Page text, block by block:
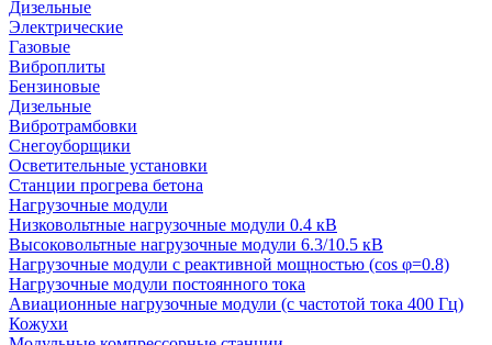
Дизельные
Электрические
Газовые
Виброплиты
Бензиновые
Дизельные
Вибротрамбовки
Снегоуборщики
Осветительные установки
Станции прогрева бетона
Нагрузочные модули
Низковольтные нагрузочные модули 0.4 кВ
Высоковольтные нагрузочные модули 6.3/10.5 кВ
Нагрузочные модули с реактивной мощностью (cos φ=0.8)
Нагрузочные модули постоянного тока
Авиационные нагрузочные модули (с частотой тока 400 Гц)
Кожухи